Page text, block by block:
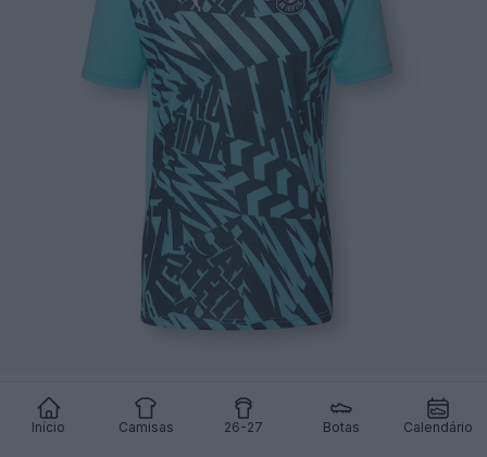
Início Camisas 26-27 Botas Calendário